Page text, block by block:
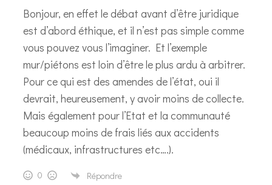
Bonjour, en effet le débat avant d’être juridique
est d’abord éthique, et il n’est pas simple comme
vous pouvez vous l’imaginer. Et l’exemple
mur/piétons est loin d’être le plus ardu à arbitrer.
Pour ce qui est des amendes de l’état, oui il
devrait, heureusement, y avoir moins de collecte.
Mais également pour l’Etat et la communauté
beaucoup moins de frais liés aux accidents
(médicaux, infrastructures etc….).
0 Répondre